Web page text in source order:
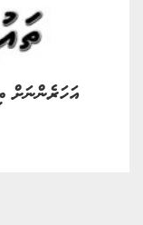
އަހަރެންނަށް